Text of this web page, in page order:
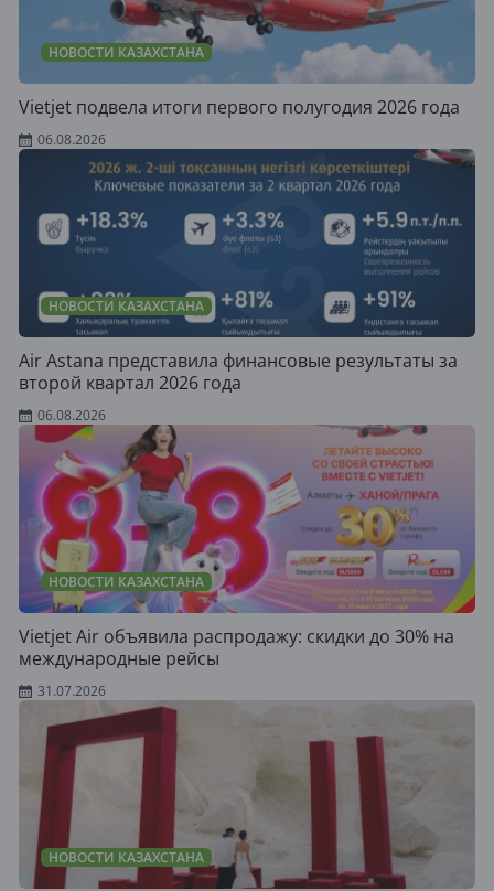
НОВОСТИ КАЗАХСТАНА
Vietjet подвела итоги первого полугодия 2026 года
06.08.2026
НОВОСТИ КАЗАХСТАНА
Air Astana представила финансовые результаты за
второй квартал 2026 года
06.08.2026
НОВОСТИ КАЗАХСТАНА
Vietjet Air объявила распродажу: скидки до 30% на
международные рейсы
31.07.2026
НОВОСТИ КАЗАХСТАНА